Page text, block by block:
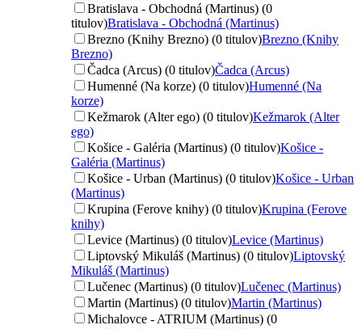
Bratislava - Obchodná (Martinus) (0
titulov)Bratislava - Obchodná (Martinus)
Brezno (Knihy Brezno) (0 titulov)Brezno (Knihy
Brezno)
Čadca (Arcus) (0 titulov)Čadca (Arcus)
Humenné (Na korze) (0 titulov)Humenné (Na
korze)
Kežmarok (Alter ego) (0 titulov)Kežmarok (Alter
ego)
Košice - Galéria (Martinus) (0 titulov)Košice -
Galéria (Martinus)
Košice - Urban (Martinus) (0 titulov)Košice - Urban
(Martinus)
Krupina (Ferove knihy) (0 titulov)Krupina (Ferove
knihy)
Levice (Martinus) (0 titulov)Levice (Martinus)
Liptovský Mikuláš (Martinus) (0 titulov)Liptovský
Mikuláš (Martinus)
Lučenec (Martinus) (0 titulov)Lučenec (Martinus)
Martin (Martinus) (0 titulov)Martin (Martinus)
Michalovce - ATRIUM (Martinus) (0